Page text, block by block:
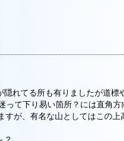
れてる所も有りましたが道標
って下り易い箇所？には直角
すが、有名な山としてはこの上